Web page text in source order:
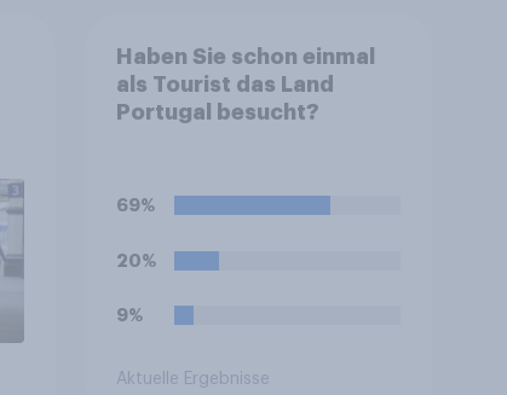
Haben Sie schon einmal
als Tourist das Land
Portugal besucht?
69%
20%
9%
Aktuelle Ergebnisse